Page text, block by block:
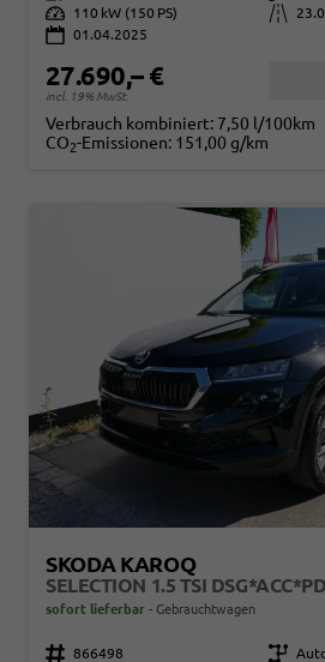
Leistung
110 kW (150 PS) Kilometerstand
01.04.2025
27.690,– €
incl. 19% MwSt.
Verbrauch kombiniert: 7,50 l/100km
CO2-Emissionen: 151,00 g/km
SKODA KAROQ
sofort lieferbar Gebrauchtwagen
Fahrzeugnr. 866498 Getriebe